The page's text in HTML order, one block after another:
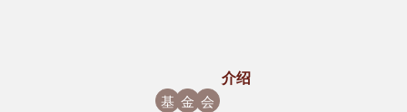
基 金 会
介绍